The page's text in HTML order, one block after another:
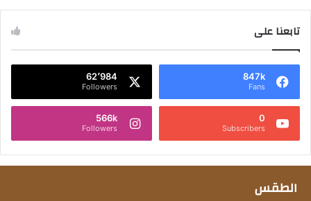
تابعنا على
847k
Fans
62٬984
Followers
0
Subscribers
566k
Followers
الطقس